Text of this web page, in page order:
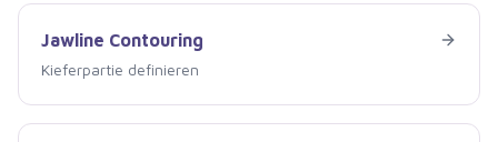
Jawline Contouring
Kieferpartie definieren
Jawline Contouring